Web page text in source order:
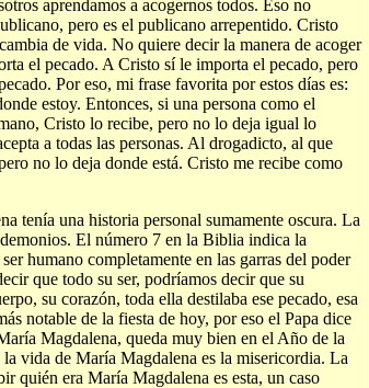
aprendamos a acogernos todos. Eso no
pero es el publicano arrepentido. Cristo
de vida. No quiere decir la manera de acoger
el pecado. A Cristo sí le importa el pecado, pero
Por eso, mi frase favorita por estos días es:
estoy. Entonces, si una persona como el
Cristo lo recibe, pero no lo deja igual lo
a todas las personas. Al drogadicto, al que
no lo deja donde está. Cristo me recibe como
tenía una historia personal sumamente oscura. La
El número 7 en la Biblia indica la
humano completamente en las garras del poder
que todo su ser, podríamos decir que su
su corazón, toda ella destilaba ese pecado, esa
notable de la fiesta de hoy, por eso el Papa dice
Magdalena, queda muy bien en el Año de la
vida de María Magdalena es la misericordia. La
quién era María Magdalena es esta, un caso